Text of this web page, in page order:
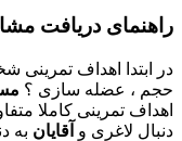
راهنمای دریافت
در ابتدا اهداف
حجم ، عضله سازی ؟
اهداف تمرینی کاملا
دنبال لاغری و آقایان به